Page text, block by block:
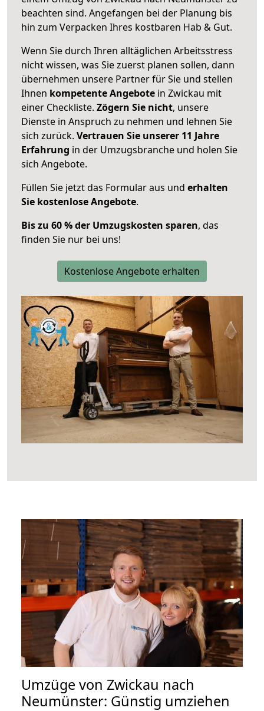
beachten sind. Angefangen bei der Planung bis
hin zum Verpacken Ihres kostbaren Hab & Gut.
Wenn Sie durch Ihren alltäglichen Arbeitsstress
nicht wissen, was Sie zuerst planen sollen, dann
übernehmen unsere Partner für Sie und stellen
Ihnen kompetente Angebote in Zwickau mit
einer Checkliste. Zögern Sie nicht, unsere
Dienste in Anspruch zu nehmen und lehnen Sie
sich zurück. Vertrauen Sie unserer 11 Jahre
Erfahrung in der Umzugsbranche und holen Sie
sich Angebote.
Füllen Sie jetzt das Formular aus und erhalten
Sie kostenlose Angebote.
Bis zu 60 % der Umzugskosten sparen, das
finden Sie nur bei uns!
Kostenlose Angebote erhalten
Umzüge von Zwickau nach
Neumünster: Günstig umziehen